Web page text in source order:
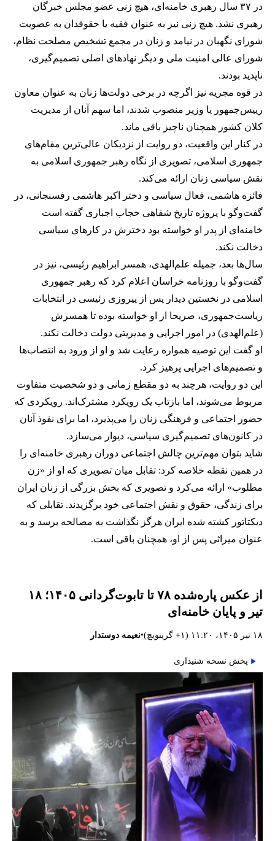
در ۳۷ سال رهبری خامنه‌ای، هیچ زنی عضو مجلس خبرگان
رهبری نشد. هیچ زنی نیز به عنوان فقیه یا حقوقدان به عضویت
شورای نگهبان در نیامد و زنان در مجمع تشخیص مصلحت نظام،
شورای عالی امنیت ملی و دیگر نهادهای اصلی تصمیم‌گیری،
ناپدید بودند.
در قوه مجریه نیز اگرچه در برخی دولت‌ها زنان به عنوان معاون
رییس‌جمهور یا وزیر منصوب شدند، اما سهم آنان از مدیریت
کلان کشور همچنان ناچیز باقی ماند.
در کنار این واقعیت، دو روایت از نزدیکان عالی‌ترین مقام‌های
جمهوری اسلامی، تصویری از نگاه رهبر جمهوری اسلامی به
نقش سیاسی زنان ارائه می‌کند.
فائزه هاشمی، فعال سیاسی و دختر اکبر هاشمی رفسنجانی، در
گفت‌وگو با پروژه تاریخ شفاهی حجاب اجباری گفته است
خامنه‌ای از پدر او خواسته بود دخترش در کارهای سیاسی
دخالت نکند.
سال‌ها بعد، جمیله علم‌الهدی، همسر ابراهیم رئیسی، نیز در
گفت‌وگو با روزنامه خراسان اعلام کرد که رهبر جمهوری
اسلامی در نخستین دیدار پس از پیروزی رئیسی در انتخابات
ریاست‌جمهوری، صریحا از او خواسته بوده تا همسرش
(علم‌الهدی) در امور اجرایی و مدیریتی دولت دخالت نکند.
او گفت این توصیه همواره رعایت شد و او از ورود به انتصاب‌ها
و تصمیم‌های اجرایی پرهیز کرد.
این دو روایت، هرچند به دو مقطع زمانی و دو شخصیت متفاوت
مربوط می‌شوند، اما بازتاب یک رویکرد مشترک‌اند. رویکردی که
حضور اجتماعی و فرهنگی زنان را می‌پذیرد، اما برای نفوذ آنان
در کانون‌های تصمیم‌گیری سیاسی، دیوار می‌سازد.
شاید بتوان مهم‌ترین چالش اجتماعی دوران رهبری خامنه‌ای را
در همین نقطه خلاصه کرد: تقابل میان تصویری که او از «زن
مطلوب» ارائه می‌کرد و تصویری که بخش بزرگی از زنان ایران
برای زندگی، حقوق و نقش اجتماعی خود برگزیدند. تقابلی که
دیکتاتور کشته شده ایران هرگز نگذاشت به مصالحه برسد و به
عنوان میراثی پس از او، همچنان باقی است.
از عکس پاره‌شده ۷۸ تا تابوت‌گردانی ۱۴۰۵؛ ۱۸
تیر و پایان خامنه‌ای
۱۸ تیر ۱۴۰۵، ۱۱:۲۰ (‎+۱ گرینویچ) •نعیمه دوستدار
پخش نسخه شنیداری